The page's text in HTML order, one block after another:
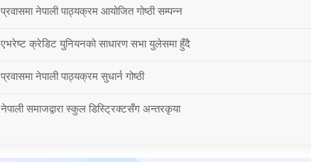
प्रवासमा नेपाली पाठ्यक्रम आयोजित गोष्ठी सम्पन्न
एभरेष्ट क्रेडिट युनियनको साधारण सभा युलेसमा हुँदै
प्रवासमा नेपाली पाठ्यक्रम सुधार्न गोष्ठी
नेपाली समाजद्वारा स्कुल डिस्ट्रिक्टसँग अन्तरकृया